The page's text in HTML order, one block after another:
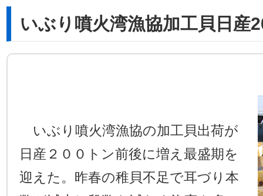
いぶり噴火湾漁協加工貝日産
いぶり噴火湾漁協の加工貝出荷が
日産２００トン前後に増え最盛期を
迎えた。昨春の稚貝不足で耳づり本